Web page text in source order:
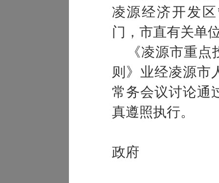
凌源经济开发
门，市直有关单
《凌源市重点
则》业经凌源市
常务会议讨论通
真遵照执行。
政府